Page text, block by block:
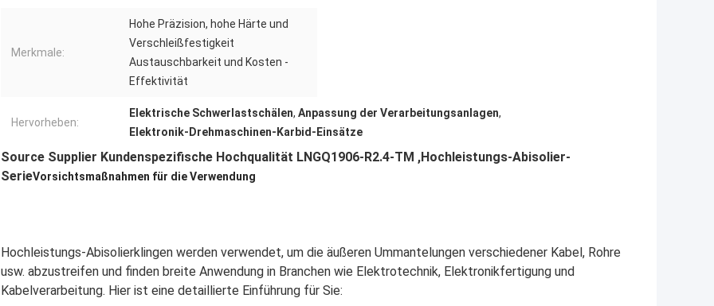
Merkmale:
Hohe Präzision, hohe Härte und
Verschleißfestigkeit
Austauschbarkeit und Kosten -
Effektivität
Hervorheben:
Elektrische Schwerlastschälen, Anpassung der Verarbeitungsanlagen,
Elektronik-Drehmaschinen-Karbid-Einsätze
Source Supplier Kundenspezifische Hochqualität LNGQ1906-R2.4-TM ,Hochleistungs-Abisolier-
SerieVorsichtsmaßnahmen für die Verwendung
Hochleistungs-Abisolierklingen werden verwendet, um die äußeren Ummantelungen verschiedener Kabel, Rohre
usw. abzustreifen und finden breite Anwendung in Branchen wie Elektrotechnik, Elektronikfertigung und
Kabelverarbeitung. Hier ist eine detaillierte Einführung für Sie: